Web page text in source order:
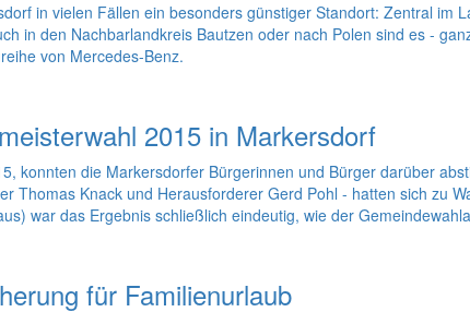
in vielen Fällen ein besonders günstiger Standort: Zentral
in den Nachbarlandkreis Bautzen oder nach Polen sind es -
von Mercedes-Benz.
2015 in Markersdorf
konnten die Markersdorfer Bürgerinnen und Bürger darüber
Thomas Knack und Herausforderer Gerd Pohl - hatten sich zu
war das Ergebnis schließlich eindeutig, wie der
für Familienurlaub